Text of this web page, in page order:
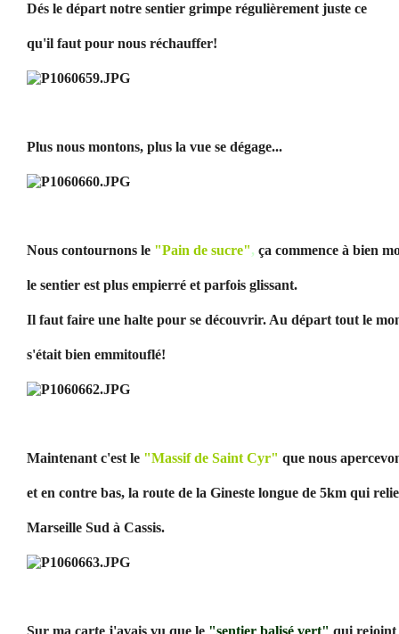
Dés le départ notre sentier grimpe régulièrement juste ce
qu'il faut pour nous réchauffer!
Plus nous montons, plus la vue se dégage...
Nous contournons le "Pain de sucre", ça commence à bien
le sentier est plus empierré et parfois glissant.
Il faut faire une halte pour se découvrir. Au départ tout le
s'était bien emmitouflé!
Maintenant c'est le "Massif de Saint Cyr" que nous
et en contre bas, la route de la Gineste longue de 5km qui relie
Marseille Sud à Cassis.
Sur ma carte j'avais vu que le "sentier balisé vert" qui rejoint